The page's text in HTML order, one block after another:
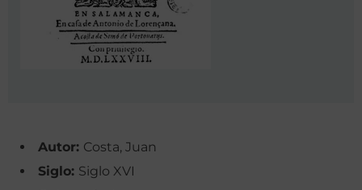
Autor: Costa, Juan
Siglo: Siglo XVI